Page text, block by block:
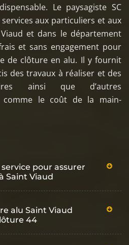
Le paysagiste SC
aux particuliers et aux
et dans le département
et sans engagement pour
de clôture en alu. Il y fournit
des travaux à réaliser et des
ainsi que d’autres
comme le coût de la main-
pour assurer
Saint Viaud
alu Saint Viaud
44